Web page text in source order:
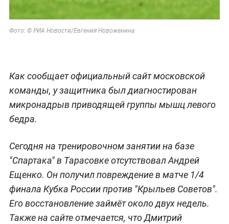
Фото: © РИА Новости/Евгения Новоженина
Как сообщает официальный сайт московской
команды, у защитника был диагностирован
микронадрыв приводящей группы мышц левого
бедра.
Сегодня на тренировочном занятии на базе
"Спартака" в Тарасовке отсутствовал Андрей
Ещенко. Он получил повреждение в матче 1/4
финала Кубка России против "Крыльев Советов".
Его восстановление займёт около двух недель.
Также на сайте отмечается, что Дмитрий